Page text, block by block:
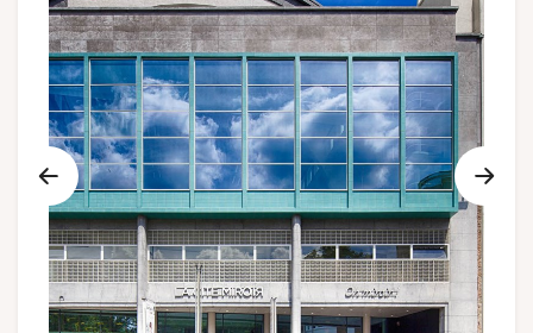
Agenda
Volg ons
Pers
Groepen en touroperators